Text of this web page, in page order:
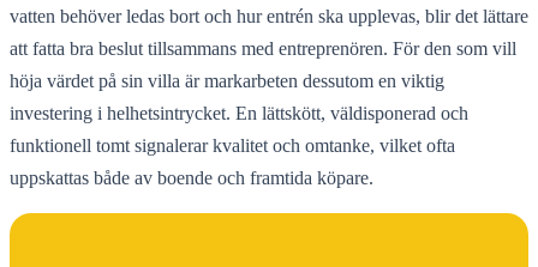
vatten behöver ledas bort och hur entrén ska upplevas, blir det lättare
att fatta bra beslut tillsammans med entreprenören. För den som vill
höja värdet på sin villa är markarbeten dessutom en viktig
investering i helhetsintrycket. En lättskött, väldisponerad och
funktionell tomt signalerar kvalitet och omtanke, vilket ofta
uppskattas både av boende och framtida köpare.